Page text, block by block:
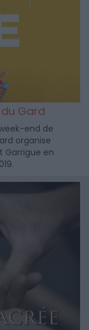
Gard
end de
organise
Garrigue en